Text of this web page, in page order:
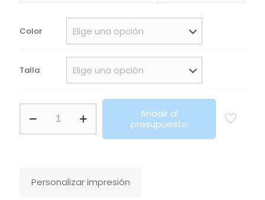
precios:
desde
23,20€
hasta
26,80€
Color
Talla
Nebraska
Añadir al
presupuesto
Personalizar impresión